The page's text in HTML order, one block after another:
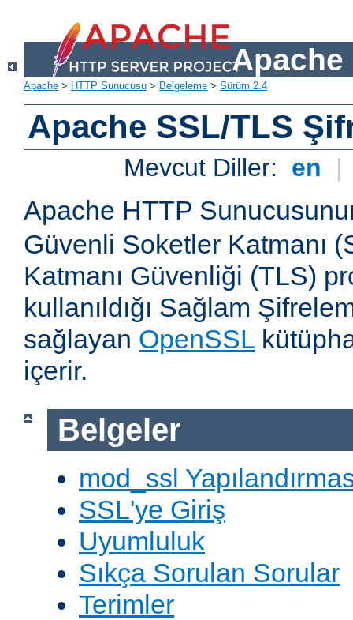
Apache
Apache > HTTP Sunucusu > Belgeleme > Sürüm 2.4
Apache SSL/TLS
Mevcut Diller: en |
Apache HTTP
Güvenli Soketler Katmanı
Katmanı Güvenliği (TLS)
kullanıldığı Sağlam
sağlayan OpenSSL
içerir.
Belgeler
mod_ssl
SSL'ye Giriş
Uyumluluk
Sıkça Sorulan Sorular
Terimler